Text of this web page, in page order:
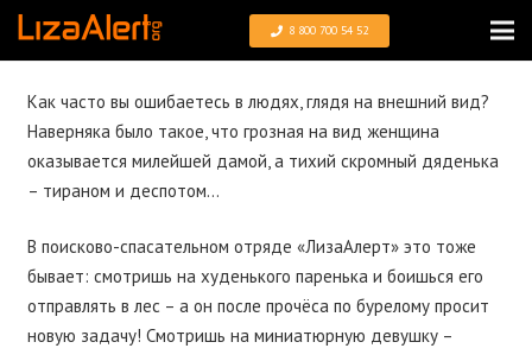
8 800 700 54 52
Как часто вы ошибаетесь в людях, глядя на внешний вид?
Наверняка было такое, что грозная на вид женщина
оказывается милейшей дамой, а тихий скромный дяденька
– тираном и деспотом…
В поисково-спасательном отряде «ЛизаАлерт» это тоже
бывает: смотришь на худенького паренька и боишься его
отправлять в лес – а он после прочёса по бурелому просит
новую задачу! Смотришь на миниатюрную девушку –